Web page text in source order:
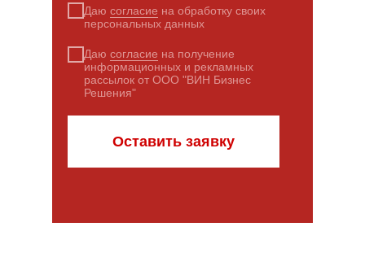
Даю согласие на обработку своих
персональных данных
Даю согласие на получение
информационных и рекламных
рассылок от ООО "ВИН Бизнес
Решения"
Оставить заявку